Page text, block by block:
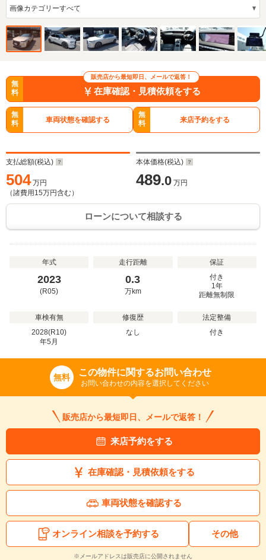
販売店から最短即日、メールで返答！
無
料
在庫確認・見積依頼をする
無
料
車両状態を確認する
無
料
来店予約をする
支払総額(税込)
504万円
（諸費用 15万円含む）
本体価格(税込)
489.0 万円
ローンについて相談する
年式
2023
(R05)
走行距離
0.3
万km
保証
付き
1年
距離無制限
車検有無
2028(R10)
年5 月
修復歴
なし
法定整備
付き
無料 この物件に関するお問い合わせ
お問い合わせの内容を選択してください
販売店から最短即日、メールで返答！
来店予約をする
在庫確認・見積依頼をする
車両状態を確認する
オンライン相談を予約する その他
※メールアドレスは販売店に公開されません